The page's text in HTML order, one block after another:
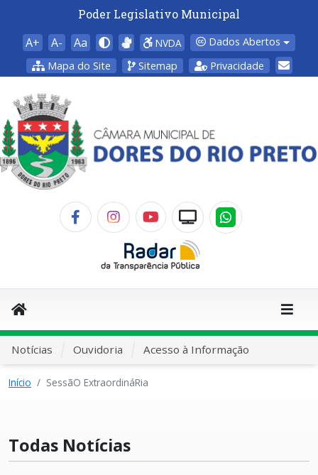
Poder Legislativo Municipal
A+ A- Aa NVDA
Dados Abertos
Mapa do Site
Sitemap Privacidade
Notícias Ouvidoria Acesso à Informação
Início SessãO ExtraordináRia
Todas Notícias